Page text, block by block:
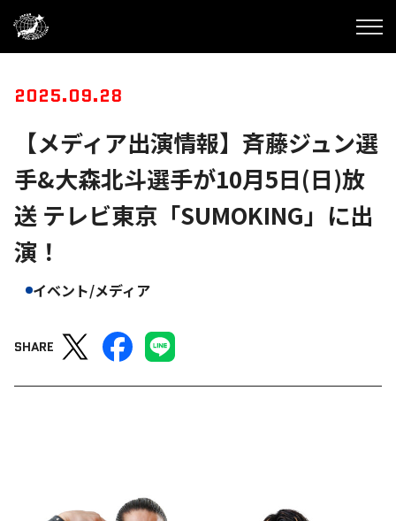
2025.09.28
【メディア出演情報】斉藤ジュン選
手&大森北斗選手が10月5日(日)放
送 テレビ東京「SUMOKING」に出
演！
イベント/メディア
SHARE